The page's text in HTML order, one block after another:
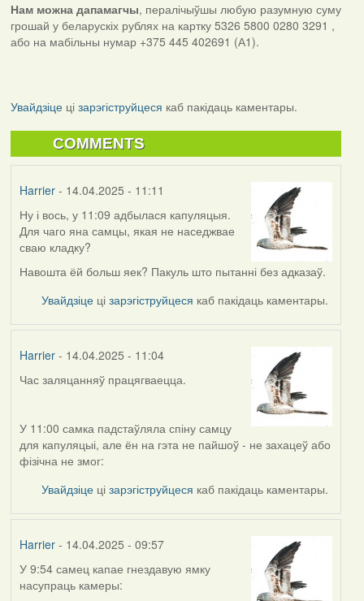
Нам можна дапамагчы, пералічыўшы любую разумную суму
грошай у беларускіх рублях на картку 5326 5800 0280 3291 ,
або на мабільны нумар +375 445 402691 (А1).
Увайдзіцеці зарэгіструйцеся каб пакідаць каментары.
COMMENTS
Harrier- 14.04.2025 - 11:11
Ну і вось, у 11:09 адбылася капуляцыя.
Для чаго яна самцы, якая не наседжвае
сваю кладку?
Навошта ёй больш яек? Пакуль што пытанні без адказаў.
Увайдзіце цізарэгіструйцеся каб пакідаць каментары.
Harrier- 14.04.2025 - 11:04
Час заляцанняў працягваецца.
У 11:00 самка падстаўляла спіну самцу
для капуляцыі, але ён на гэта не пайшоў - не захацеў або
фізічна не змог:
Увайдзіце цізарэгіструйцеся каб пакідаць каментары.
Harrier- 14.04.2025 - 09:57
У 9:54 самец капае гнездавую ямку
насупраць камеры: